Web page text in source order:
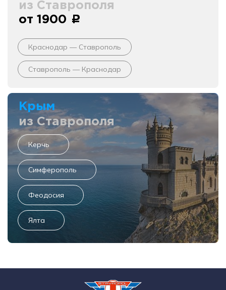
из Ставрополя
от 1900 c
Краснодар — Ставрополь
Ставрополь — Краснодар
Крым
из Ставрополя
Керчь
Симферополь
Феодосия
Ялта